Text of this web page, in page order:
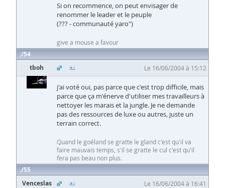
Si on recommence, on peut envisager de
renommer le leader et le peuple
(??? - communauté yaro")
give a mouse a favour
54
tboh
Le 16/06/2004 à 15:12
j'ai voté oui, pas parce que c'est trop difficile, mais
parce que ça m'énerve d'utiliser mes travailleurs à
nettoyer les marais et la jungle. Je ne demande
pas des ressources de luxe ou autres, juste un
terrain correct.
Quand le goéland se gratte le gland c'est qu'il va
faire mauvais temps, s'il se gratte le cul c'est qu'il
fera pas beau non plus.
55
Venceslas
Le 16/06/2004 à 16:41